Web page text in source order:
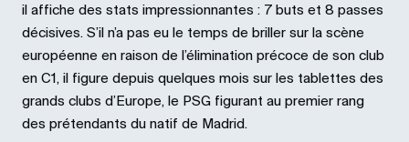
il affiche des stats impressionnantes : 7 buts et 8 passes
décisives. S’il n’a pas eu le temps de briller sur la scène
européenne en raison de l’élimination précoce de son club
en C1, il figure depuis quelques mois sur les tablettes des
grands clubs d’Europe, le PSG figurant au premier rang
des prétendants du natif de Madrid.